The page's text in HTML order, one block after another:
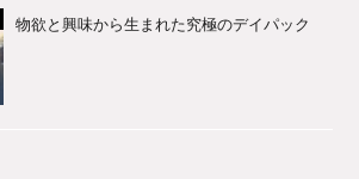
物欲と興味から生まれた究極のデイパック